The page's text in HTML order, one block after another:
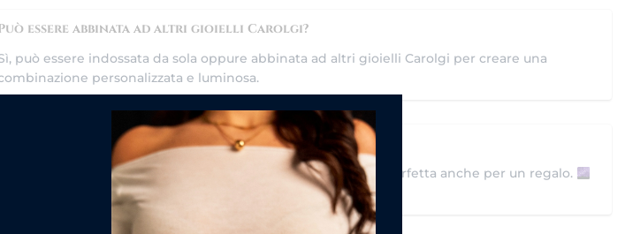
essere abbinata ad altri gioielli Carolgi?
può essere indossata da sola oppure abbinata ad altri gioielli Carolgi per creare una
personalizzata e luminosa.
Arriva con confezione regalo?
Sì, viene spedita in una confezione elegante firmata Carolgi, perfetta anche per un regalo.